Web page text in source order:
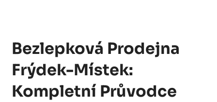
Bezlepková Prodejna
Frýdek-Místek:
Kompletní Průvodce